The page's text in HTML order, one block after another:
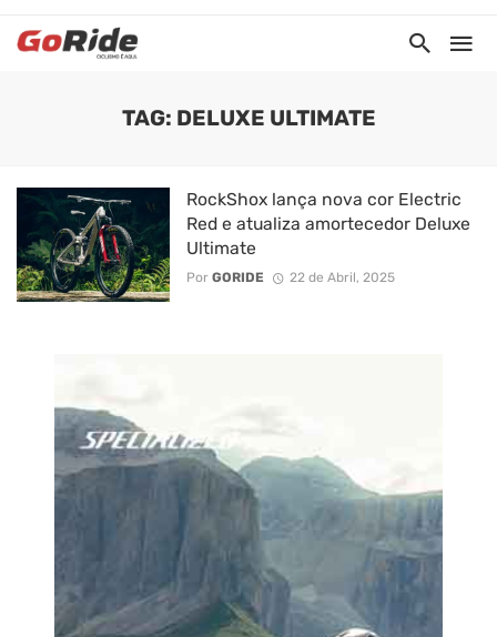
TAG: DELUXE ULTIMATE
RockShox lança nova cor Electric
Red e atualiza amortecedor Deluxe
Ultimate
Por GORIDE 22 de Abril, 2025